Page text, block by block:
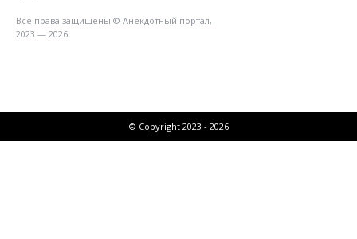
Все права защищены © Анекдотный портал,
2023 — 2026
© Copyright 2023 - 2026